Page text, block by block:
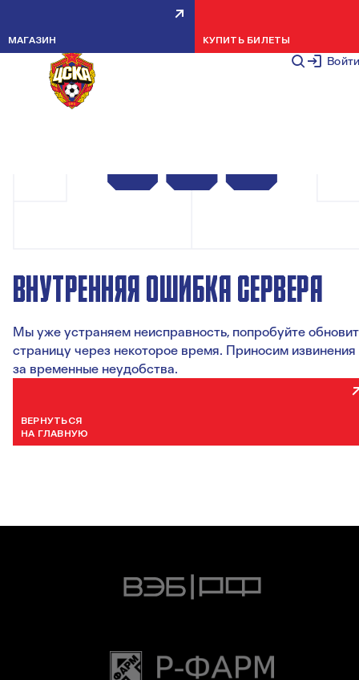
Войти
МАГАЗИН КУПИТЬ БИЛЕТЫ
ВНУТРЕННЯЯ ОШИБКА СЕРВЕРА
Мы уже устраняем неисправность, попробуйте
страницу через некоторое время. Приносим извинения
за временные неудобства.
ВЕРНУТЬСЯ
НА ГЛАВНУЮ